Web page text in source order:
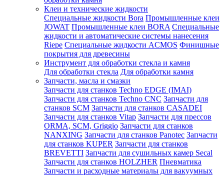
Клеи и технические жидкости
Специальные жидкости Bora Промышленные клеи
JOWAT Промышленные клеи BORA Специальные
жидкости и автоматические системы нанесения
Riepe Специальные жидкости ACMOS Финишные
покрытия для древесины
Инструмент для обработки стекла и камня
Для обработки стекла Для обработки камня
Запчасти, масла и смазки
Запчасти для станков Techno EDGE (IMAI)
Запчасти для станков Techno CNC Запчасти для
станков SCM Запчасти для станков CASADEI
Запчасти для станков Vitap Запчасти для прессов
ORMA, SCM, Griggio Запчасти для станков
NANXING Запчасти для станков Panotec Запчасти
для станков KUPER Запчасти для станков
BREVETTI Запчасти для сушильных камер Secal
Запчасти для станков HOLZHER Пневматика
Запчасти и расходные материалы для вакуумных